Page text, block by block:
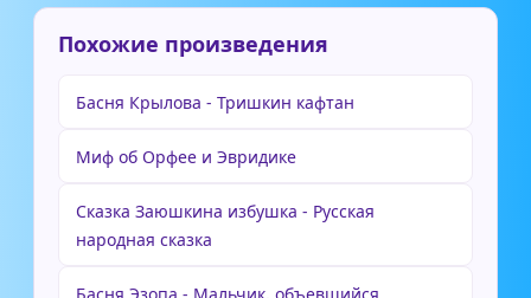
Похожие произведения
Басня Крылова - Тришкин кафтан
Миф об Орфее и Эвридике
Сказка Заюшкина избушка - Русская
народная сказка